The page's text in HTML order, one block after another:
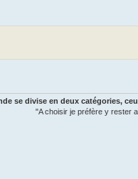
se divise en deux catégories,
"A choisir je préfère y rester